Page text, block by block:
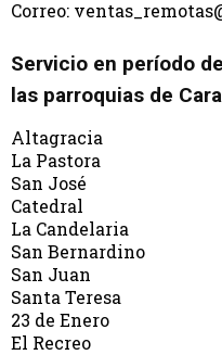
Correo:
Servicio en período
las parroquias de
Altagracia
La Pastora
San José
Catedral
La Candelaria
San Bernardino
San Juan
Santa Teresa
23 de Enero
El Recreo